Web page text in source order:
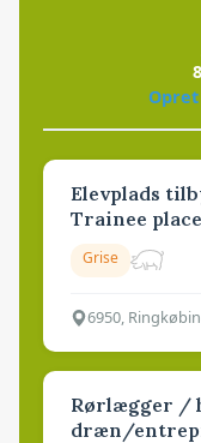
Elevplads
Trainee
Grise
6950,
Rørlægger /
dræn/